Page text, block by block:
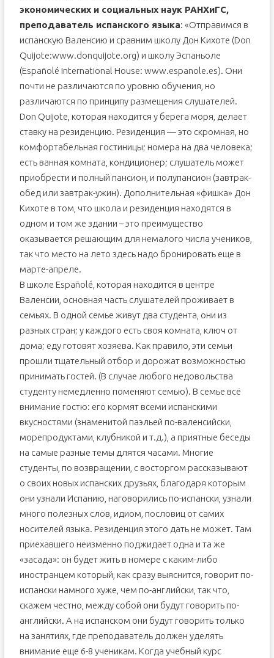
экономических и социальных наук РАНХиГС,
преподаватель испанского языка: «Отправимся в
испанскую Валенсию и сравним школу Дон Кихоте (Don
Quijote:www.donquijote.org) и школу Эспаньоле
(Españolé International House: www.espanole.es). Они
почти не различаются по уровню обучения, но
различаются по принципу размещения слушателей.
Don Quijote, которая находится у берега моря, делает
ставку на резиденцию. Резиденция — это скромная, но
комфортабельная гостиницы; номера на два человека;
есть ванная комната, кондиционер; слушатель может
приобрести и полный пансион, и полупансион (завтрак-
обед или завтрак-ужин). Дополнительная «фишка» Дон
Кихоте в том, что школа и резиденция находятся в
одном и том же здании – это преимущество
оказывается решающим для немалого числа учеников,
так что место на лето здесь надо бронировать еще в
марте-апреле.
В школе Españolé, которая находится в центре
Валенсии, основная часть слушателей проживает в
семьях. В одной семье живут два студента, они из
разных стран; у каждого есть своя комната, ключ от
дома; еду готовят хозяева. Как правило, эти семьи
прошли тщательный отбор и дорожат возможностью
принимать гостей. (В случае любого недовольства
студенту немедленно поменяют семью). В семье всё
внимание гостю: его кормят всеми испанскими
вкусностями (знаменитой паэльей по-валенсийски,
морепродуктами, клубникой и т.д.), а приятные беседы
на самые разные темы длятся часами. Многие
студенты, по возвращении, с восторгом рассказывают
о своих новых испанских друзьях, благодаря которым
они узнали Испанию, наговорились по-испански, узнали
много полезных слов, идиом, пословиц от самих
носителей языка. Резиденция этого дать не может. Там
приехавшего неизменно поджидает одна и та же
«засада»: он будет жить в номере с каким-либо
иностранцем который, как сразу выяснится, говорит по-
испански намного хуже, чем по-английски, так что,
скажем честно, между собой они будут говорить по-
английски. А на испанском они будут говорить только
на занятиях, где преподаватель должен уделять
внимание еще 6-8 ученикам. Когда учебный курс